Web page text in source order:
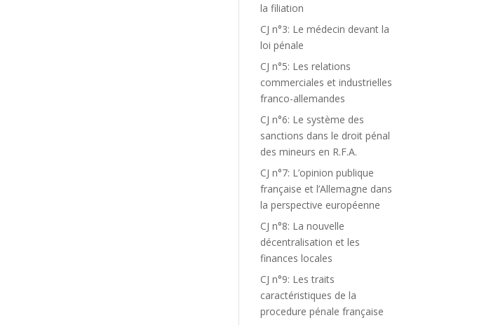
la filiation
CJ n°3: Le médecin devant la
loi pénale
CJ n°5: Les relations
commerciales et industrielles
franco-allemandes
CJ n°6: Le système des
sanctions dans le droit pénal
des mineurs en R.F.A.
CJ n°7: L’opinion publique
française et l’Allemagne dans
la perspective européenne
CJ n°8: La nouvelle
décentralisation et les
finances locales
CJ n°9: Les traits
caractéristiques de la
procedure pénale française